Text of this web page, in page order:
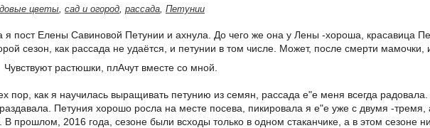
цветы, сад и огород, рассада, Петунии
я пост Елены Савиновой Петунии и ахнула. До чего же она у Лены -хороша, красавица
сезон, как рассада не удаётся, и петунии в том числе. Может, после смерти
Чувствуют растюшки, плАчут вместе со мной.
пор, как я научилась выращивать петунию из семян, рассада е"е меня всегда
Петуния хорошо росла на месте посева, пикировала я е"е уже с двумя -
В прошлом, 2016 года, сезоне были всходы только в одном стаканчике, а в этом сезоне